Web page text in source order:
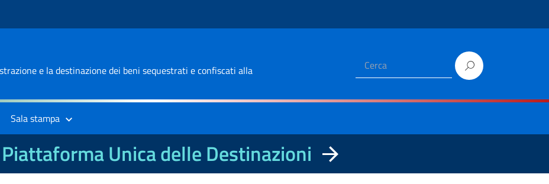
e la destinazione dei beni sequestrati e confiscati alla
Sala stampa
Piattaforma Unica delle Destinazioni